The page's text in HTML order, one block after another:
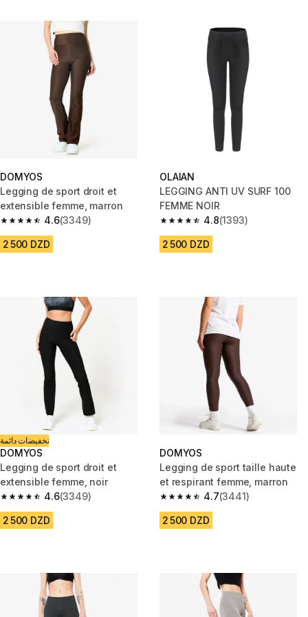
DOMYOS
Legging de sport droit et
extensible femme, marron
4.6
4.6 out of 5 stars from 3349 reviews
(3349)
2 500 DZD
OLAIAN
LEGGING ANTI UV SURF 100
FEMME NOIR
4.8
4.8 out of 5 stars from 1393
(1393)
2 500 DZD
تخفيضات دائمة
DOMYOS
Legging de sport droit et
extensible femme, noir
4.6
4.6 out of 5 stars from 3349 reviews
(3349)
2 500 DZD
DOMYOS
Legging de sport taille haute
et respirant femme, marron
4.7
4.7 out of 5 stars from 3441
(3441)
2 500 DZD